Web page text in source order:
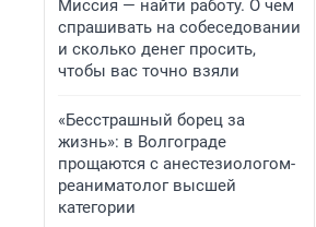
Миссия — найти работу. О чем
спрашивать на собеседовании
и сколько денег просить,
чтобы вас точно взяли
«Бесстрашный борец за
жизнь»: в Волгограде
прощаются с анестезиологом-
реаниматолог высшей
категории